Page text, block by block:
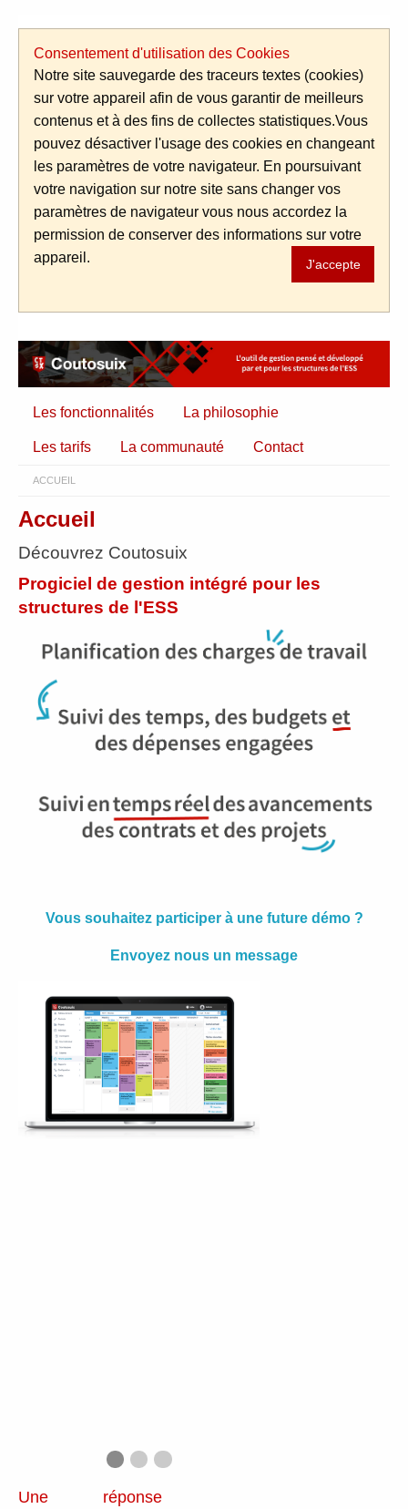
Aller au contenu
Consentement d'utilisation des Cookies
Notre site sauvegarde des traceurs textes (cookies)
sur votre appareil afin de vous garantir de meilleurs
contenus et à des fins de collectes statistiques.Vous
pouvez désactiver l'usage des cookies en changeant
les paramètres de votre navigateur. En poursuivant
votre navigation sur notre site sans changer vos
paramètres de navigateur vous nous accordez la
permission de conserver des informations sur votre
appareil.
J'accepte
Les fonctionnalités La philosophie
Les tarifs La communauté Contact
ACCUEIL
Accueil
Découvrez Coutosuix
Progiciel de gestion intégré pour les
structures de l'ESS
Vous souhaitez participer à une future démo ?
Envoyez nous un message
suivi-individuel
heures-passees
suivi-projet
Une réponse